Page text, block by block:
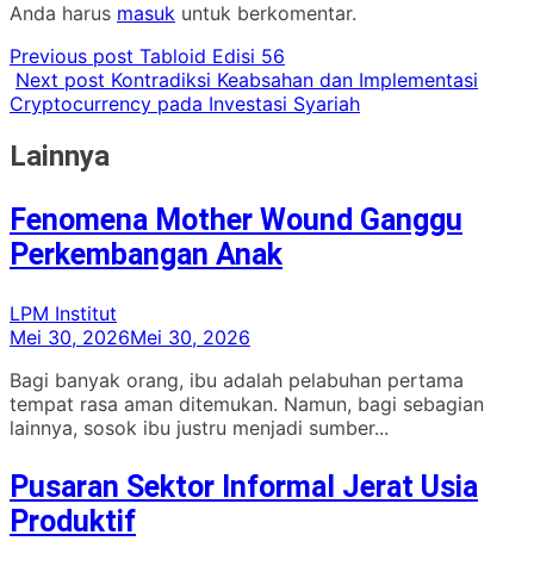
Anda harus masuk untuk berkomentar.
Previous post Tabloid Edisi 56
Next post Kontradiksi Keabsahan dan Implementasi
Cryptocurrency pada Investasi Syariah
Lainnya
Fenomena Mother Wound Ganggu
Perkembangan Anak
LPM Institut
Mei 30, 2026Mei 30, 2026
Bagi banyak orang, ibu adalah pelabuhan pertama
tempat rasa aman ditemukan. Namun, bagi sebagian
lainnya, sosok ibu justru menjadi sumber...
Pusaran Sektor Informal Jerat Usia
Produktif